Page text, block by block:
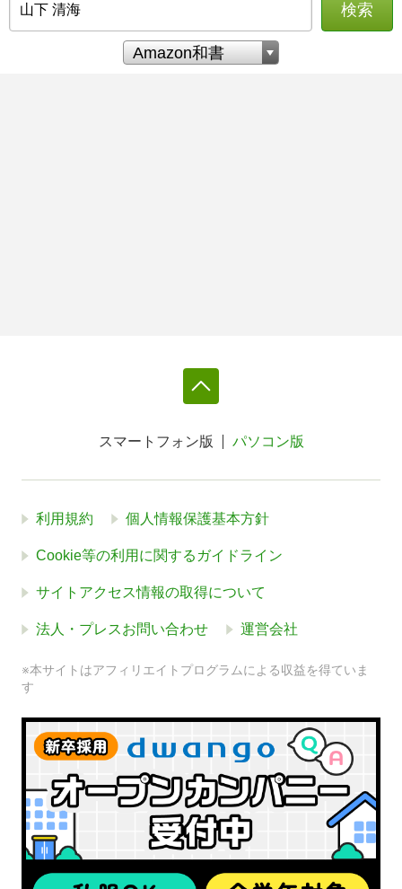
検索
スマートフォン版 パソコン版
利用規約 個人情報保護基本方針
Cookie等の利用に関するガイドライン
サイトアクセス情報の取得について
法人・プレスお問い合わせ 運営会社
※本サイトはアフィリエイトプログラムによる収益を得ていま
す